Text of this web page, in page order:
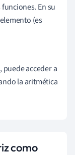
En su
(es
acceder a
la aritmética
como